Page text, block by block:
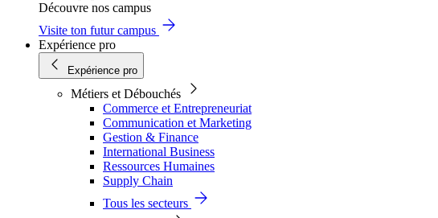
Découvre nos campus
Visite ton futur campus
Expérience pro
Expérience pro
Métiers et Débouchés
Commerce et Entrepreneuriat
Communication et Marketing
Gestion & Finance
International Business
Ressources Humaines
Supply Chain
Tous les secteurs